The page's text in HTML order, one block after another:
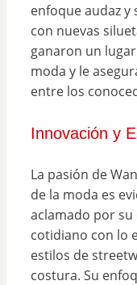
enfoque audaz
con nuevas
ganaron un
moda y le
entre los
Innovación y
La pasión de
de la moda es
aclamado por
cotidiano con lo
estilos de
costura. Su